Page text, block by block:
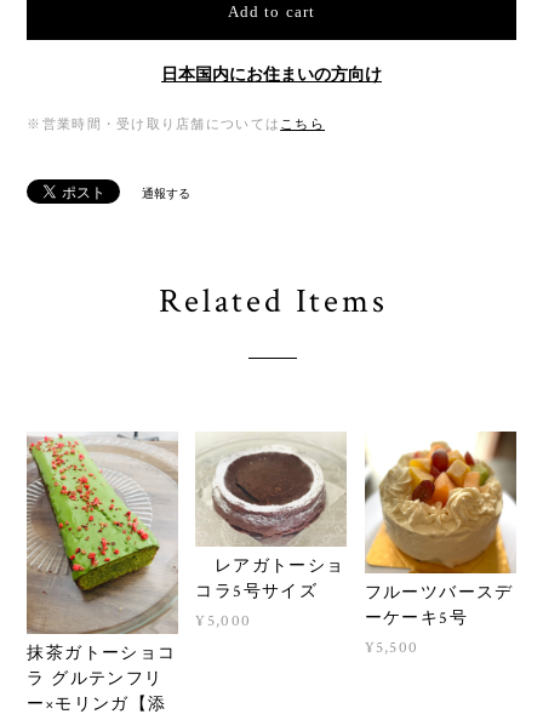
Add to cart
日本国内にお住まいの方向け
※営業時間・受け取り店舗については こちら
通報する
Related Items
抹茶ガトーショコ
ラ グルテンフリ
ー×モリンガ【添
レアガトーショ
コラ5号サイズ
¥5,000
フルーツバースデ
ーケーキ5号
¥5,500